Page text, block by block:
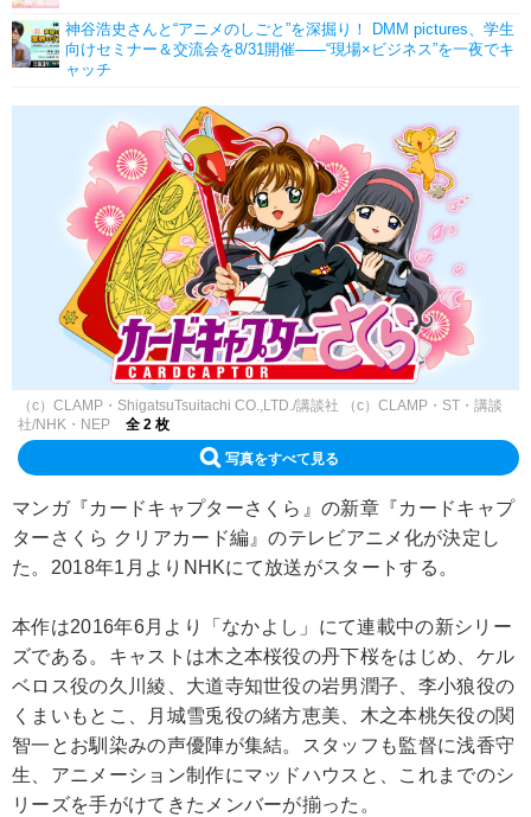
神谷浩史さんと“アニメのしごと”を深掘り！ DMM pictures、学生
向けセミナー＆交流会を8/31開催――“現場×ビジネス”を一夜でキ
ャッチ
（c）CLAMP・ShigatsuTsuitachi CO.,LTD./講談社 （c）CLAMP・ST・講談
社/NHK・NEP
全 2 枚
写真をすべて見る
マンガ『カードキャプターさくら』の新章『カードキャプ
ターさくら クリアカード編』のテレビアニメ化が決定し
た。2018年1月よりNHKにて放送がスタートする。
本作は2016年6月より「なかよし」にて連載中の新シリー
ズである。キャストは木之本桜役の丹下桜をはじめ、ケル
ベロス役の久川綾、大道寺知世役の岩男潤子、李小狼役の
くまいもとこ、月城雪兎役の緒方恵美、木之本桃矢役の関
智一とお馴染みの声優陣が集結。スタッフも監督に浅香守
生、アニメーション制作にマッドハウスと、これまでのシ
リーズを手がけてきたメンバーが揃った。